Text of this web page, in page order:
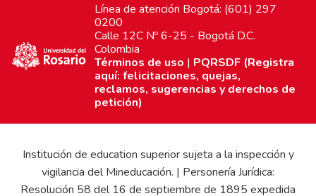
Línea de atención Bogotá: (601) 297
0200
Calle 12C Nº 6-25 - Bogotá D.C.
Colombia
Términos de uso | PQRSDF (Registra
aquí: felicitaciones, quejas,
reclamos, sugerencias y derechos de
petición)
Institución de education superior sujeta a la inspección y
vigilancia del Mineducación. | Personería Jurídica:
Resolución 58 del 16 de septiembre de 1895 expedida